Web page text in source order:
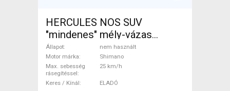
HERCULES NOS SUV
"mindenes" mély-vázas
Elektromos Trekking/cross
25 km/h Shimano nem
használt ELADÓ
Állapot
nem használt
Motor márka
Shimano
Max. sebesség
rásegítéssel
25 km/h
Keres / Kínál ELADÓ